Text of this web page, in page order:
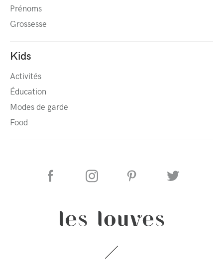
Prénoms
Grossesse
Kids
Activités
Éducation
Modes de garde
Food